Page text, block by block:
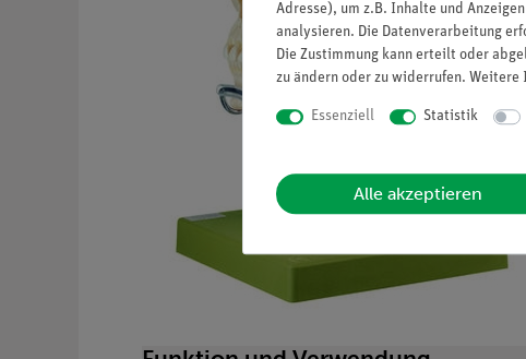
Adresse), um z.B. Inhalte und
analysieren. Die Datenverarbeitung
Die Zustimmung kann erteilt oder
zu ändern oder zu widerrufen.
Essenziell Statistik
Alle akzeptieren